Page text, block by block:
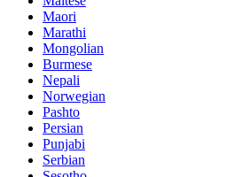
Maori
Marathi
Mongolian
Burmese
Nepali
Norwegian
Pashto
Persian
Punjabi
Serbian